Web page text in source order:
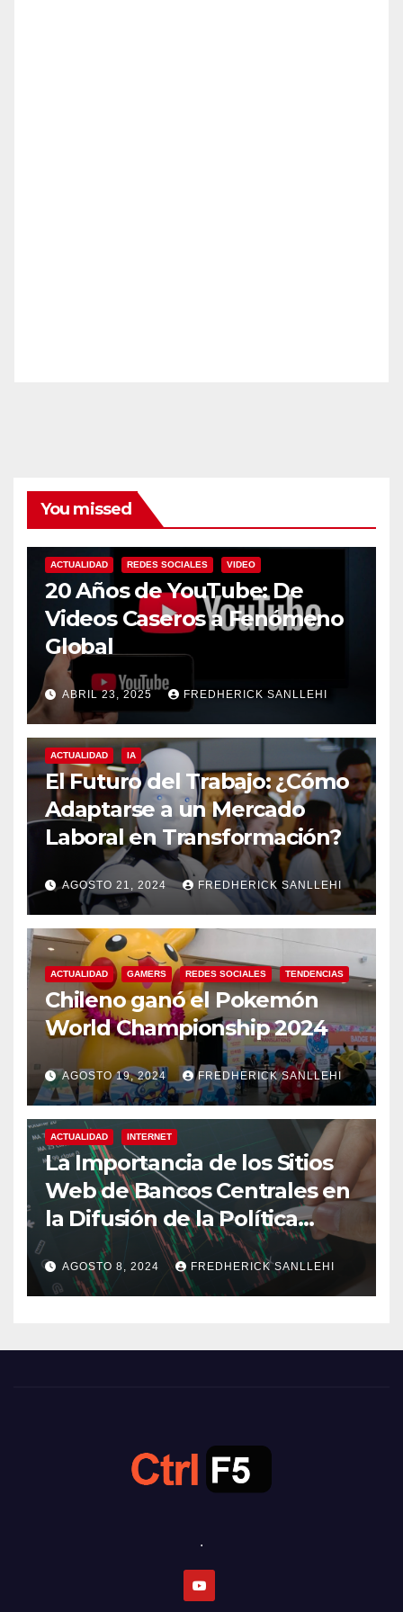
You missed
ACTUALIDAD REDES SOCIALES VIDEO
20 Años de YouTube: De
Videos Caseros a Fenómeno
Global
ABRIL 23, 2025 FREDHERICK SANLLEHI
ACTUALIDAD IA
El Futuro del Trabajo: ¿Cómo
Adaptarse a un Mercado
Laboral en Transformación?
AGOSTO 21, 2024 FREDHERICK SANLLEHI
ACTUALIDAD GAMERS REDES SOCIALES TENDENCIAS
Chileno ganó el Pokemón
World Championship 2024
AGOSTO 19, 2024 FREDHERICK SANLLEHI
ACTUALIDAD INTERNET
La Importancia de los Sitios
Web de Bancos Centrales en
la Difusión de la Política
Monetaria
AGOSTO 8, 2024 FREDHERICK SANLLEHI
.